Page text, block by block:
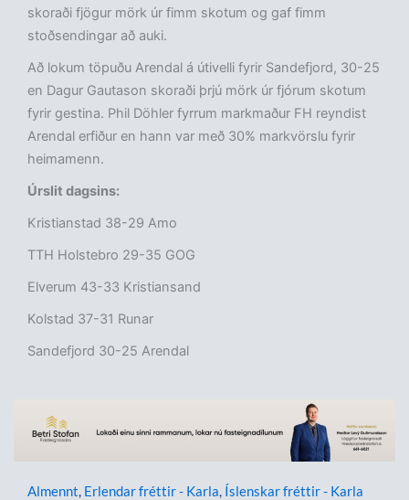
skoraði fjögur mörk úr fimm skotum og gaf fimm
stoðsendingar að auki.
Að lokum töpuðu Arendal á útivelli fyrir Sandefjord, 30-25
en Dagur Gautason skoraði þrjú mörk úr fjórum skotum
fyrir gestina. Phil Döhler fyrrum markmaður FH reyndist
Arendal erfiður en hann var með 30% markvörslu fyrir
heimamenn.
Úrslit dagsins:
Kristianstad 38-29 Amo
TTH Holstebro 29-35 GOG
Elverum 43-33 Kristiansand
Kolstad 37-31 Runar
Sandefjord 30-25 Arendal
Almennt, Erlendar fréttir - Karla, Íslenskar fréttir - Karla